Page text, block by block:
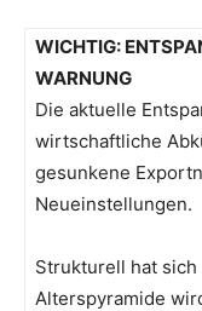
WICHTIG:
WARNUNG
Die aktuelle
wirtschaftliche
gesunkene
Neueinstellungen.
Strukturell hat
Alterspyramide